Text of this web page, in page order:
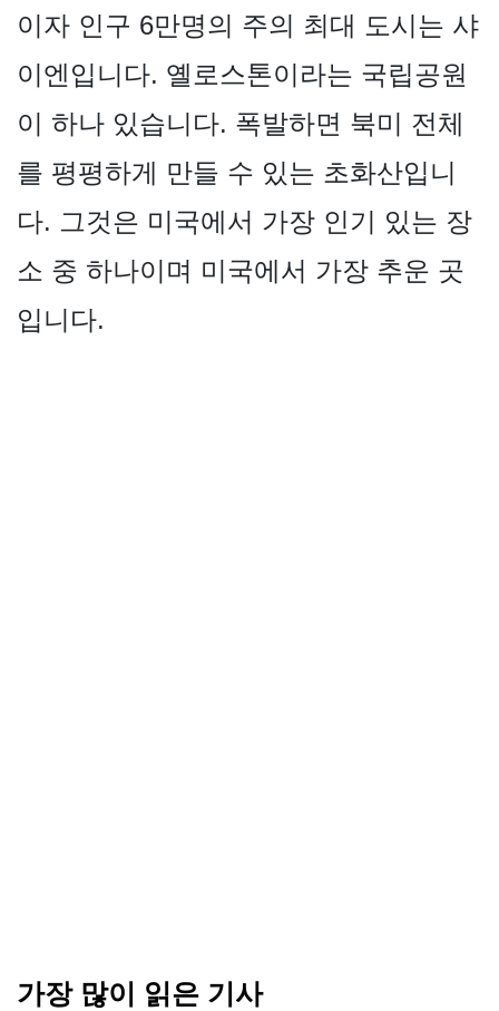
이자 인구 6만명의 주의 최대 도시는 샤
이엔입니다. 옐로스톤이라는 국립공원
이 하나 있습니다. 폭발하면 북미 전체
를 평평하게 만들 수 있는 초화산입니
다. 그것은 미국에서 가장 인기 있는 장
소 중 하나이며 미국에서 가장 추운 곳
입니다.
가장 많이 읽은 기사